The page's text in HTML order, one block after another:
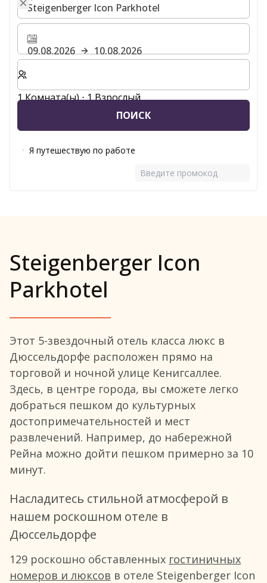
09.08.2026
10.08.2026
Выберите количество комнат и гостей для вашего
1 Комната(ы) ⋅ 1 Взрослый
ПОИСК
Я путешествую по работе
Введите промокод
Steigenberger Icon
Parkhotel
Этот 5-звездочный отель класса люкс в
Дюссельдорфе расположен прямо на
торговой и ночной улице Кенигсаллее.
Здесь, в центре города, вы сможете легко
добраться пешком до культурных
достопримечательностей и мест
развлечений. Например, до набережной
Рейна можно дойти пешком примерно за 10
минут.
Насладитесь стильной атмосферой в
нашем роскошном отеле в
Дюссельдорфе
129 роскошно обставленных гостиничных
номеров и люксов в отеле Steigenberger Icon